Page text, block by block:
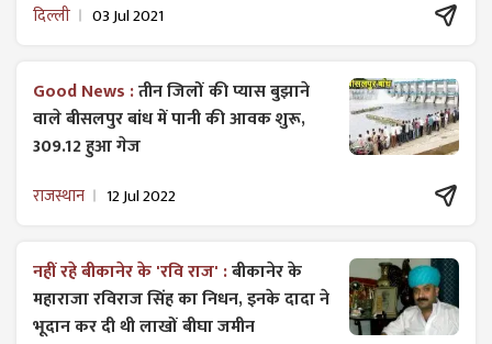
दिल्ली 03 Jul 2021
Good News :तीन जिलों की प्यास बुझाने
वाले बीसलपुर बांध में पानी की आवक शुरू,
309.12 हुआ गेज
राजस्थान 12 Jul 2022
नहीं रहे बीकानेर के 'रवि राज' :बीकानेर के
महाराजा रविराज सिंह का निधन, इनके दादा ने
भूदान कर दी थी लाखों बीघा जमीन